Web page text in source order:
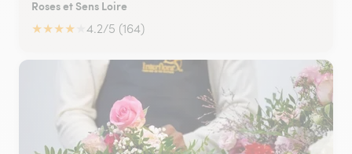
Roses et Sens Loire
★★★★ 4.2/5 (164)